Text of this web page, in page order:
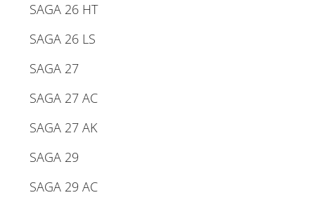
SAGA 26 HT
SAGA 26 LS
SAGA 27
SAGA 27 AC
SAGA 27 AK
SAGA 29
SAGA 29 AC